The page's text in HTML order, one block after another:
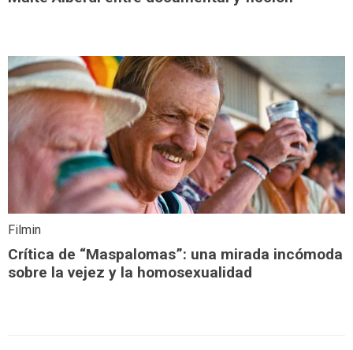
Filmin
Crítica de “Maspalomas”: una mirada incómoda
sobre la vejez y la homosexualidad